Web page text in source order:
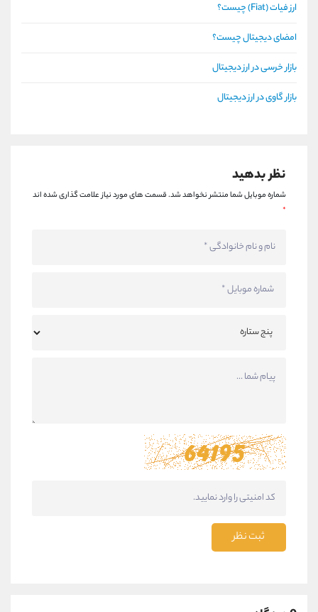
ارز فیات (Fiat) چیست؟
امضای دیجیتال چیست؟
بازار خرسی در ارز دیجیتال
بازار گاوی در ارز دیجیتال
نظر بدهید
شماره موبایل شما منتشر نخواهد شد.قسمت های مورد نیاز علامت گذاری شده اند
*
ثبت نظر